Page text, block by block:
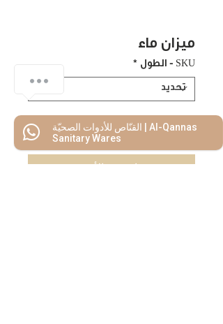
ميزان ماء
SKU - الطول *
اضف للسلة
اشتريه الأن
القنّاص للأدوات الصحيّة | Al-Qannas
Sanitary Wares